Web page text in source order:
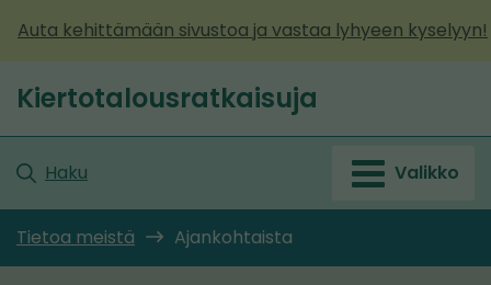
sisältöön
Auta kehittämään sivustoa ja vastaa lyhyeen kyselyyn!
Etusivu
Kiertotalousratkaisuja
Haku Valikko
Tietoa meistä Ajankohtaista